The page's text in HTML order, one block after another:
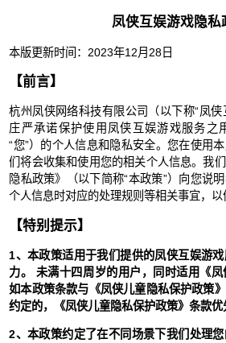
凤侠互娱游戏隐私
本版更新时间：2023年12月28日
【前言】
杭州凤侠网络科技有限公司（以下称“凤侠
庄严承诺保护使用凤侠互娱游戏服务之
“您”）的个人信息和隐私安全。您在使用
们将会收集和使用您的相关个人信息。我
隐私政策》（以下简称“本政策”）向您说
个人信息时对应的处理规则等相关事宜，以
【特别提示】
1、本政策适用于我们提供的凤侠互娱游
力。 未满十四周岁的用户，同时适用《凤
如本政策条款与《凤侠儿童隐私保护政策
约定的，《凤侠儿童隐私保护政策》条款优
2、本政策约定了在不同场景下我们处理